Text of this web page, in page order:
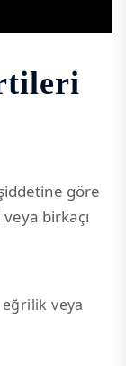
göre
birkaçı
veya